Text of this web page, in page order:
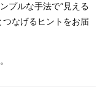
プルな手法で“見える
なげるヒントをお届